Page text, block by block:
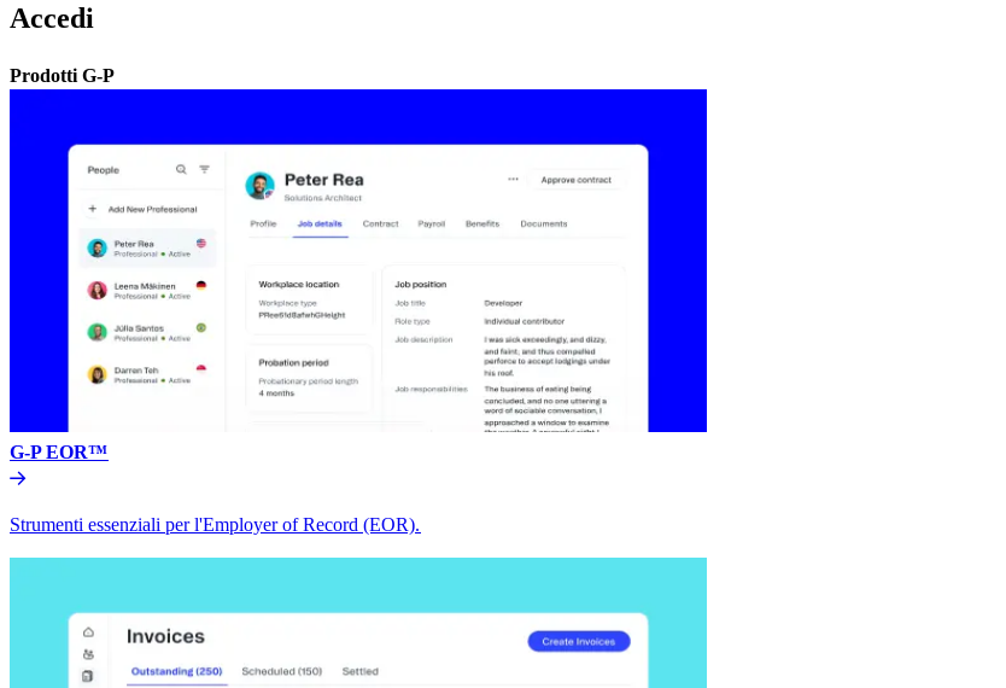
Accedi​​
Prodotti G-P​​
G-P EOR™​​
Strumenti essenziali per l'Employer of Record (EOR).​​